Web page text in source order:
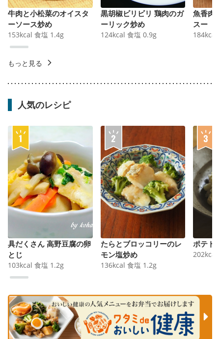
牛肉と小松菜のオイスタ
ーソース炒め
153kcal 食塩 1.4g
黒胡椒ビリビリ 鶏肉のガ
ーリック炒め
124kcal 食塩 0.9g
魚香肉
スー
184kcal
もっと見る
人気のレシピ
具だくさん 高野豆腐の卵
とじ
103kcal 食塩 1.2g
たらとブロッコリーのレ
モン塩炒め
136kcal 食塩 1.2g
ポテト
202kcal